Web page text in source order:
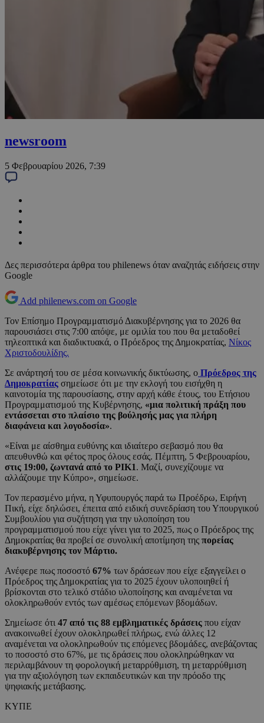
newsroom
5 Φεβρουαρίου 2026, 7:39
Δες περισσότερα άρθρα του philenews όταν αναζητάς ειδήσεις στην
Google
Add philenews.com on Google
Τον Επίσημο Προγραμματισμό Διακυβέρνησης για το 2026 θα
παρουσιάσει στις 7:00 απόψε, με ομιλία του που θα μεταδοθεί
τηλεοπτικά και διαδικτυακά, ο Πρόεδρος της Δημοκρατίας, Νίκος
Χριστοδουλίδης.
Σε ανάρτησή του σε μέσα κοινωνικής δικτύωσης, ο Πρόεδρος της
Δημοκρατίας σημείωσε ότι με την εκλογή του εισήχθη η
καινοτομία της παρουσίασης, στην αρχή κάθε έτους, του Ετήσιου
Προγραμματισμού της Κυβέρνησης, «μια πολιτική πράξη που
εντάσσεται στο πλαίσιο της βούλησής μας για πλήρη
διαφάνεια και λογοδοσία».
«Είναι με αίσθημα ευθύνης και ιδιαίτερο σεβασμό που θα
απευθυνθώ και φέτος προς όλους εσάς. Πέμπτη, 5 Φεβρουαρίου,
στις 19:00, ζωντανά από το ΡΙΚ1. Μαζί, συνεχίζουμε να
αλλάζουμε την Κύπρο», σημείωσε.
Τον περασμένο μήνα, η Υφυπουργός παρά τω Προέδρω, Ειρήνη
Πική, είχε δηλώσει, έπειτα από ειδική συνεδρίαση του Υπουργικού
Συμβουλίου για συζήτηση για την υλοποίηση του
προγραμματισμού που είχε γίνει για το 2025, πως ο Πρόεδρος της
Δημοκρατίας θα προβεί σε συνολική αποτίμηση της πορείας
διακυβέρνησης τον Μάρτιο.
Ανέφερε πως ποσοστό 67% των δράσεων που είχε εξαγγείλει ο
Πρόεδρος της Δημοκρατίας για το 2025 έχουν υλοποιηθεί ή
βρίσκονται στο τελικό στάδιο υλοποίησης και αναμένεται να
ολοκληρωθούν εντός των αμέσως επόμενων βδομάδων.
Σημείωσε ότι 47 από τις 88 εμβληματικές δράσεις που είχαν
ανακοινωθεί έχουν ολοκληρωθεί πλήρως, ενώ άλλες 12
αναμένεται να ολοκληρωθούν τις επόμενες βδομάδες, ανεβάζοντας
το ποσοστό στο 67%, με τις δράσεις που ολοκληρώθηκαν να
περιλαμβάνουν τη φορολογική μεταρρύθμιση, τη μεταρρύθμιση
για την αξιολόγηση των εκπαιδευτικών και την πρόοδο της
ψηφιακής μετάβασης.
ΚΥΠΕ